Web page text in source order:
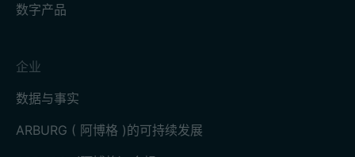
数字产品
企业
数据与事实
ARBURG ( 阿博格 )的可持续发展